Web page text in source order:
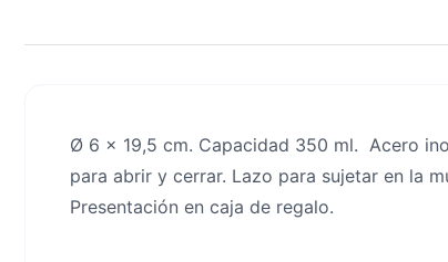
Ø 6 x 19,5 cm. Capacidad 350 ml. Acero
para abrir y cerrar. Lazo para sujetar en la
Presentación en caja de regalo.